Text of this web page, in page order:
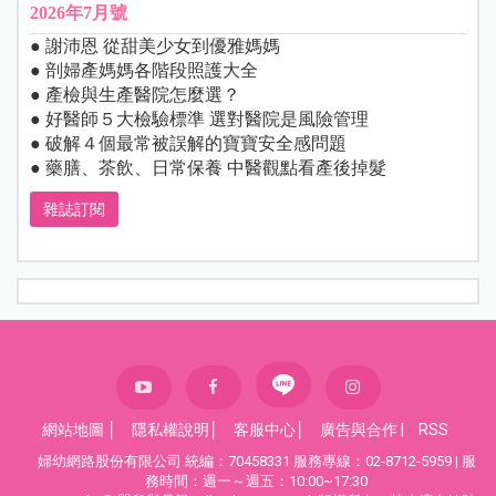
2026年7月號
● 謝沛恩 從甜美少女到優雅媽媽
● 剖婦產媽媽各階段照護大全
● 產檢與生產醫院怎麼選？
● 好醫師５大檢驗標準 選對醫院是風險管理
● 破解４個最常被誤解的寶寶安全感問題
● 藥膳、茶飲、日常保養 中醫觀點看產後掉髮
雜誌訂閱
網站地圖 隱私權說明 客服中心 廣告與合作 RSS
婦幼網路股份有限公司 統編：70458331 服務專線：02-8712-5959 | 服
務時間：週一～週五：10:00~17:30